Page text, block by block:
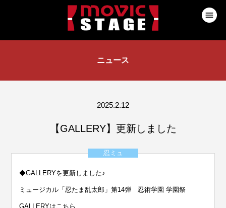
ニュース
2025.2.12
【GALLERY】更新しました
忍ミュ
◆GALLERYを更新しました♪
ミュージカル「忍たま乱太郎」第14弾 忍術学園 学園祭
GALLERYはこちら